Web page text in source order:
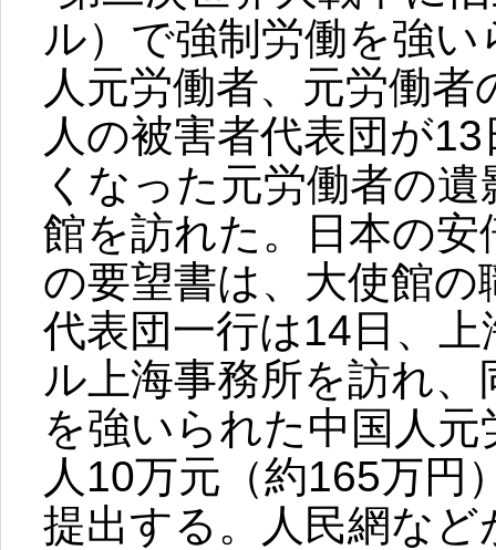
ル）で強制労働を強
人元労働者、元労働
人の被害者代表団が
くなった元労働者の
館を訪れた。日本の
の要望書は、大使館
代表団一行は14日、
ル上海事務所を訪れ
を強いられた中国人
人10万元（約165万円
提出する。人民網など